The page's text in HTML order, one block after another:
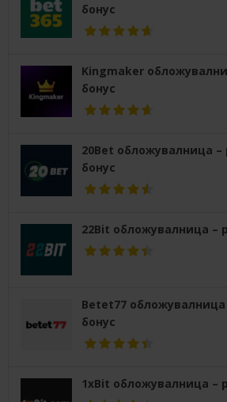
бонус
Kingmaker
бонус
20Bet обложувалница –
бонус
22Bit обложувалница –
Betet77 обложувалница
бонус
1xBit обложувалница –